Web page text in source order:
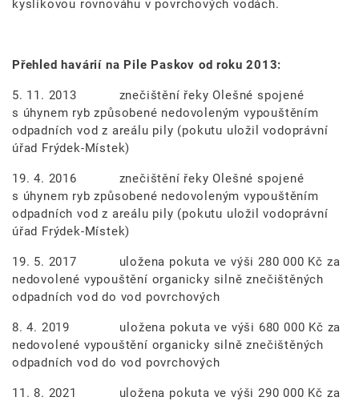
kyslíkovou rovnováhu v povrchových vodách.
Přehled havárií na Pile Paskov od roku 2013:
5. 11. 2013 znečištění řeky Olešné spojené
s úhynem ryb způsobené nedovoleným vypouštěním
odpadních vod z areálu pily (pokutu uložil vodoprávní
úřad Frýdek-Místek)
19. 4. 2016 znečištění řeky Olešné spojené
s úhynem ryb způsobené nedovoleným vypouštěním
odpadních vod z areálu pily (pokutu uložil vodoprávní
úřad Frýdek-Místek)
19. 5. 2017 uložena pokuta ve výši 280 000 Kč za
nedovolené vypouštění organicky silně znečištěných
odpadních vod do vod povrchových
8. 4. 2019 uložena pokuta ve výši 680 000 Kč za
nedovolené vypouštění organicky silně znečištěných
odpadních vod do vod povrchových
11. 8. 2021 uložena pokuta ve výši 290 000 Kč za